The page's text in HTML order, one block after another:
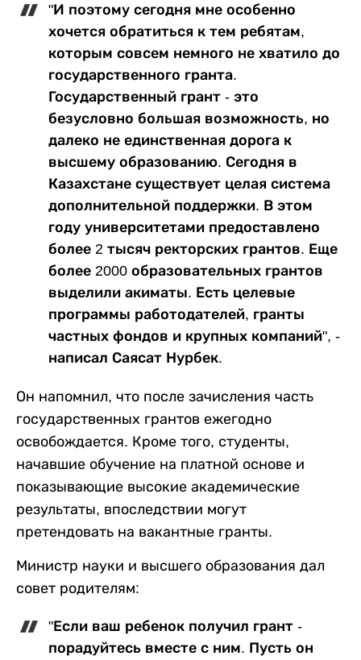
"И поэтому сегодня мне особенно
хочется обратиться к тем ребятам,
которым совсем немного не хватило до
государственного гранта.
Государственный грант - это
безусловно большая возможность, но
далеко не единственная дорога к
высшему образованию. Сегодня в
Казахстане существует целая система
дополнительной поддержки. В этом
году университетами предоставлено
более 2 тысяч ректорских грантов. Еще
более 2000 образовательных грантов
выделили акиматы. Есть целевые
программы работодателей, гранты
частных фондов и крупных компаний", -
написал Саясат Нурбек.
Он напомнил, что после зачисления часть
государственных грантов ежегодно
освобождается. Кроме того, студенты,
начавшие обучение на платной основе и
показывающие высокие академические
результаты, впоследствии могут
претендовать на вакантные гранты.
Министр науки и высшего образования дал
совет родителям:
"Если ваш ребенок получил грант -
порадуйтесь вместе с ним. Пусть он